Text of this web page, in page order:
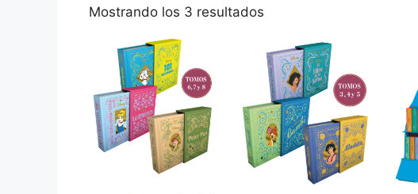
Mostrando los 3 resultados